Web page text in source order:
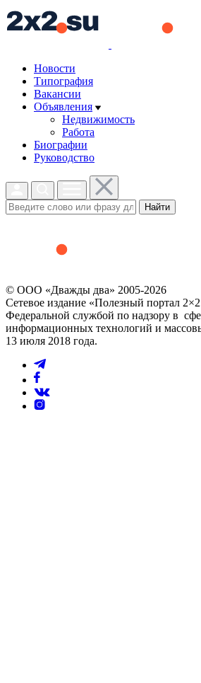
Новости
Типография
Вакансии
Объявления
Недвижимость
Работа
Биографии
Руководство
Найти
© ООО «Дважды два» 2005-2026
Сетевое издание «Полезный портал
Федеральной службой по надзору в
информационных технологий и
13 июля 2018 года.